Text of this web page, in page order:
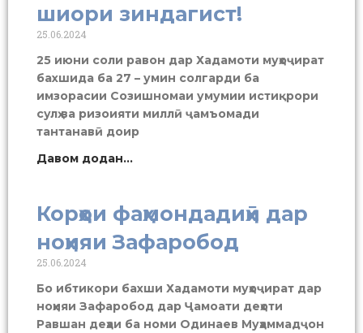
шиори зиндагист!
25.06.2024
25 июни соли равон дар Хадамоти муҳоҷират
бахшида ба 27 – умин солгарди ба
имзорасии Созишномаи умумии истиқрори
сулҳ ва ризоияти миллӣ ҷамъомади
тантанавӣ доир
Давом додан...
Корҳои фаҳмондадиҳӣ дар
ноҳияи Зафаробод
25.06.2024
Бо ибтикори бахши Хадамоти муҳоҷират дар
ноҳияи Зафаробод дар Ҷамоати деҳоти
Равшан деҳаи ба номи Одинаев Муҳаммадҷон